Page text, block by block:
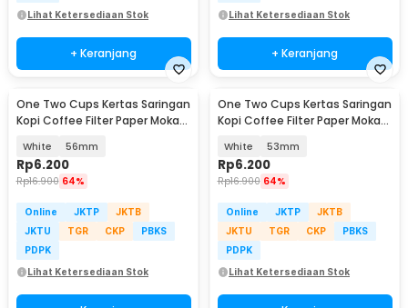
Lihat Ketersediaan Stok
+ Keranjang
Lihat Ketersediaan Stok
+ Keranjang
One Two Cups Kertas Saringan
Kopi Coffee Filter Paper Moka
White 56mm
Rp6.200
Rp16.900 64%
Online JKTP
JKTB
JKTU
TGR CKP
PBKS
PDPK
Lihat Ketersediaan Stok
One Two Cups Kertas Saringan
Kopi Coffee Filter Paper Moka
White 53mm
Rp6.200
Rp16.900 64%
Online JKTP
JKTB
JKTU
TGR CKP
PBKS
PDPK
Lihat Ketersediaan Stok